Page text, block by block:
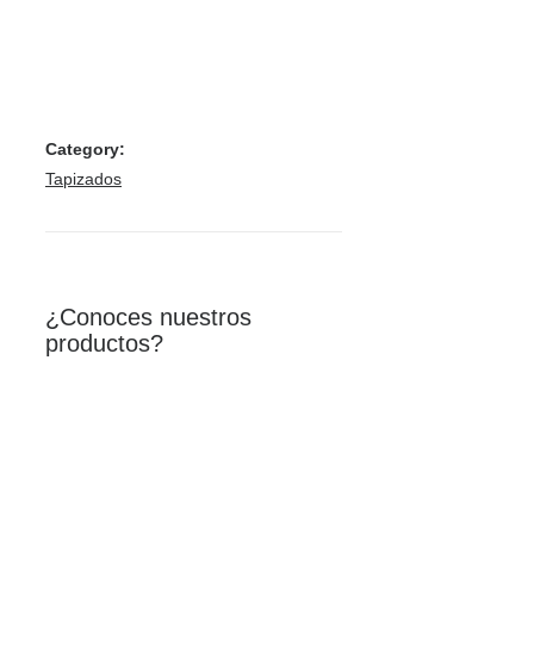
Category:
Tapizados
¿Conoces nuestros
productos?